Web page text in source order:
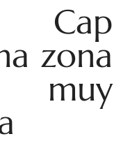
Cap
zona
muy